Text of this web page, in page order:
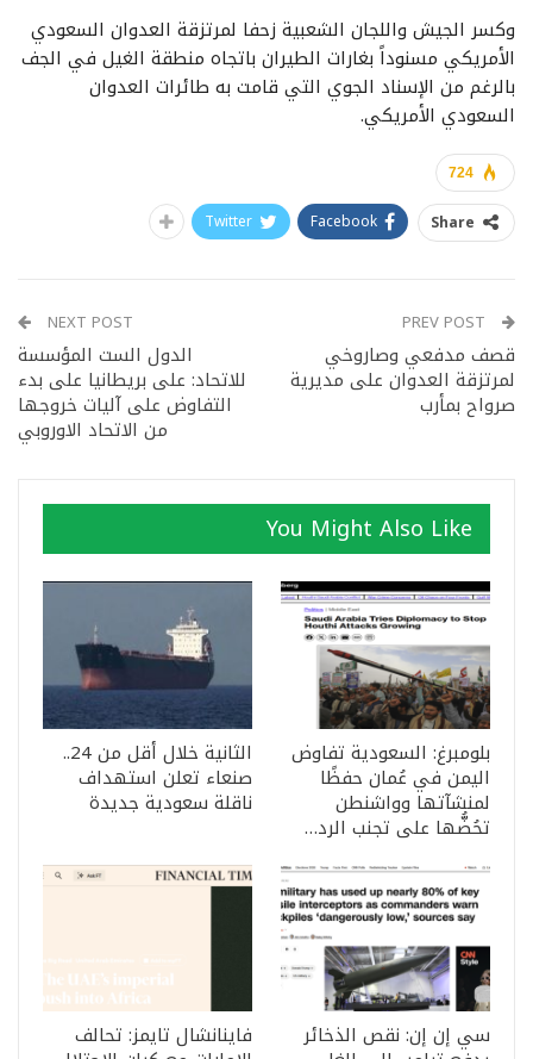
وكسر الجيش واللجان الشعبية زحفا لمرتزقة العدوان السعودي
الأمريكي مسنوداً بغارات الطيران باتجاه منطقة الغيل في الجف
بالرغم من الإسناد الجوي التي قامت به طائرات العدوان
السعودي الأمريكي.
724
Share
Facebook
Twitter
قصف مدفعي وصاروخي
لمرتزقة العدوان على مديرية
صرواح بمأرب
NEXT POST
الدول الست المؤسسة
للاتحاد: على بريطانيا على بدء
التفاوض على آليات خروجها
من الاتحاد الاوروبي
You Might Also Like
بلومبرغ: السعودية تفاوض
اليمن في عُمان حفظًا
لمنشآتها وواشنطن
تحُضُّها على تجنب الرد…
الثانية خلال أقل من 24..
صنعاء تعلن استهداف
ناقلة سعودية جديدة
سي إن إن: نقص الذخائر فاينانشال تايمز: تحالف